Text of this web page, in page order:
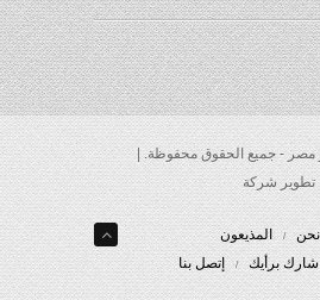
راديو مصر - جميع الحقوق محفوظة. |
تطوير شركة
المذيعون
شارك برأيك إتصل بنا